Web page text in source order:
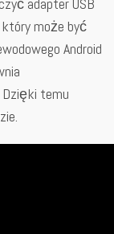
adapter USB
może być
Android
Dzięki temu